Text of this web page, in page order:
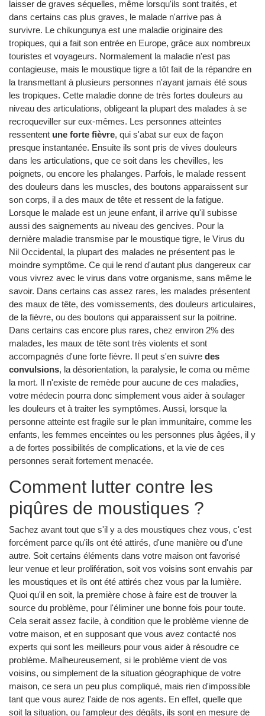
laisser de graves séquelles, même lorsqu'ils sont traités, et
dans certains cas plus graves, le malade n'arrive pas à
survivre. Le chikungunya est une maladie originaire des
tropiques, qui a fait son entrée en Europe, grâce aux nombreux
touristes et voyageurs. Normalement la maladie n'est pas
contagieuse, mais le moustique tigre a tôt fait de la répandre en
la transmettant à plusieurs personnes n'ayant jamais été sous
les tropiques. Cette maladie donne de très fortes douleurs au
niveau des articulations, obligeant la plupart des malades à se
recroqueviller sur eux-mêmes. Les personnes atteintes
ressentent une forte fièvre, qui s'abat sur eux de façon
presque instantanée. Ensuite ils sont pris de vives douleurs
dans les articulations, que ce soit dans les chevilles, les
poignets, ou encore les phalanges. Parfois, le malade ressent
des douleurs dans les muscles, des boutons apparaissent sur
son corps, il a des maux de tête et ressent de la fatigue.
Lorsque le malade est un jeune enfant, il arrive qu'il subisse
aussi des saignements au niveau des gencives. Pour la
dernière maladie transmise par le moustique tigre, le Virus du
Nil Occidental, la plupart des malades ne présentent pas le
moindre symptôme. Ce qui le rend d'autant plus dangereux car
vous vivrez avec le virus dans votre organisme, sans même le
savoir. Dans certains cas assez rares, les malades présentent
des maux de tête, des vomissements, des douleurs articulaires,
de la fièvre, ou des boutons qui apparaissent sur la poitrine.
Dans certains cas encore plus rares, chez environ 2% des
malades, les maux de tête sont très violents et sont
accompagnés d'une forte fièvre. Il peut s'en suivre des
convulsions, la désorientation, la paralysie, le coma ou même
la mort. Il n'existe de remède pour aucune de ces maladies,
votre médecin pourra donc simplement vous aider à soulager
les douleurs et à traiter les symptômes. Aussi, lorsque la
personne atteinte est fragile sur le plan immunitaire, comme les
enfants, les femmes enceintes ou les personnes plus âgées, il y
a de fortes possibilités de complications, et la vie de ces
personnes serait fortement menacée.
Comment lutter contre les
piqûres de moustiques ?
Sachez avant tout que s'il y a des moustiques chez vous, c'est
forcément parce qu'ils ont été attirés, d'une manière ou d'une
autre. Soit certains éléments dans votre maison ont favorisé
leur venue et leur prolifération, soit vos voisins sont envahis par
les moustiques et ils ont été attirés chez vous par la lumière.
Quoi qu'il en soit, la première chose à faire est de trouver la
source du problème, pour l'éliminer une bonne fois pour toute.
Cela serait assez facile, à condition que le problème vienne de
votre maison, et en supposant que vous avez contacté nos
experts qui sont les meilleurs pour vous aider à résoudre ce
problème. Malheureusement, si le problème vient de vos
voisins, ou simplement de la situation géographique de votre
maison, ce sera un peu plus compliqué, mais rien d'impossible
tant que vous aurez l'aide de nos agents. En effet, quelle que
soit la situation, ou l'ampleur des dégâts, ils sont en mesure de